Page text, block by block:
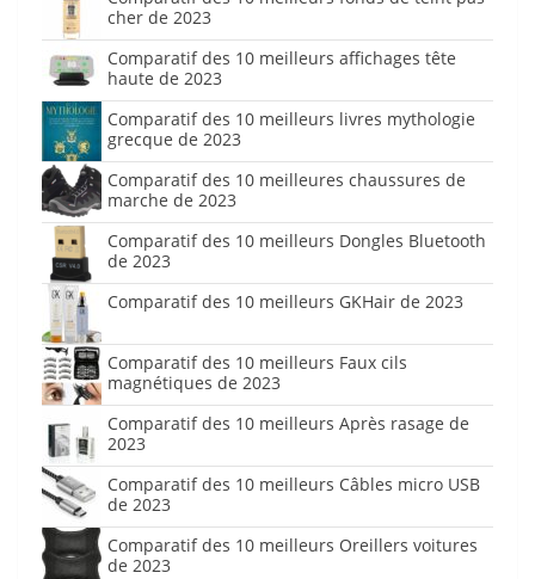
cher de 2023
Comparatif des 10 meilleurs affichages tête
haute de 2023
Comparatif des 10 meilleurs livres mythologie
grecque de 2023
Comparatif des 10 meilleures chaussures de
marche de 2023
Comparatif des 10 meilleurs Dongles Bluetooth
de 2023
Comparatif des 10 meilleurs GKHair de 2023
Comparatif des 10 meilleurs Faux cils
magnétiques de 2023
Comparatif des 10 meilleurs Après rasage de
2023
Comparatif des 10 meilleurs Câbles micro USB
de 2023
Comparatif des 10 meilleurs Oreillers voitures
de 2023